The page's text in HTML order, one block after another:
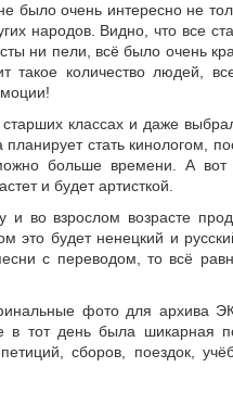
очень интересно не
народов. Видно, что все
ни пели, всё было очень
такое количество людей,
старших классах и даже
планирует стать кинологом,
больше времени. А
и будет артисткой.
и во взрослом возрасте
это будет ненецкий и
с переводом, то всё
фото для архива
тот день была шикарная
сборов, поездок,